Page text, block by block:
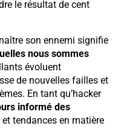
le résultat de cent
son ennemi signifie
nous sommes
évoluent
de nouvelles failles et
En tant qu’hacker
informé des
et tendances en matière